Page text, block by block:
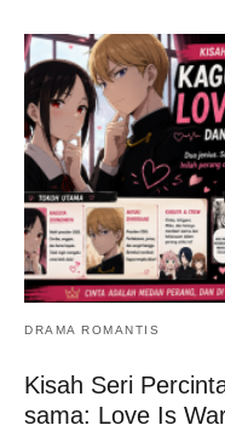
DRAMA ROMANTIS
Kisah Seri
sama: Love Is